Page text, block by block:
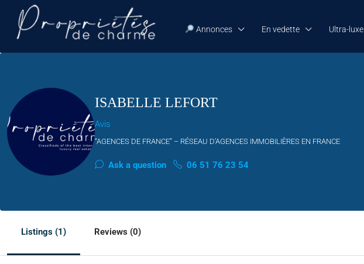
Annonces En vedette Ultra-luxe
ISABELLE LEFORT
Avis
“AGENCES DE FRANCE” – RÉSEAU D’AGENCES IMMOBILIÈRES EN FRANCE
Ask a question 06 51 76 23 54
Listings (1) Reviews (0)